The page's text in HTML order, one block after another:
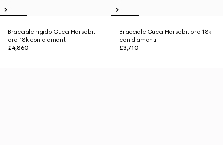
Bracciale rigido Gucci Horsebit
oro 18k con diamanti
£4,860
Bracciale Gucci Horsebit oro 18k
con diamanti
£3,710